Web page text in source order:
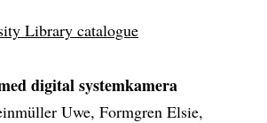
Library catalogue
digital systemkamera
Uwe, Formgren Elsie,